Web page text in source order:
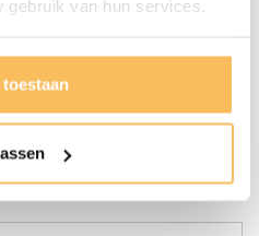
gebruik van hun services.
Altijd Nog Iets Werken, Wij
Aan De Lades Na
Nauwkeurig Af Te